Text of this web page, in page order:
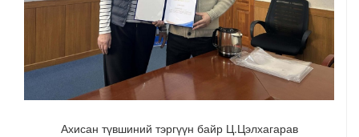
Ахисан түвшиний тэргүүн байр Ц.Цэлхагарав